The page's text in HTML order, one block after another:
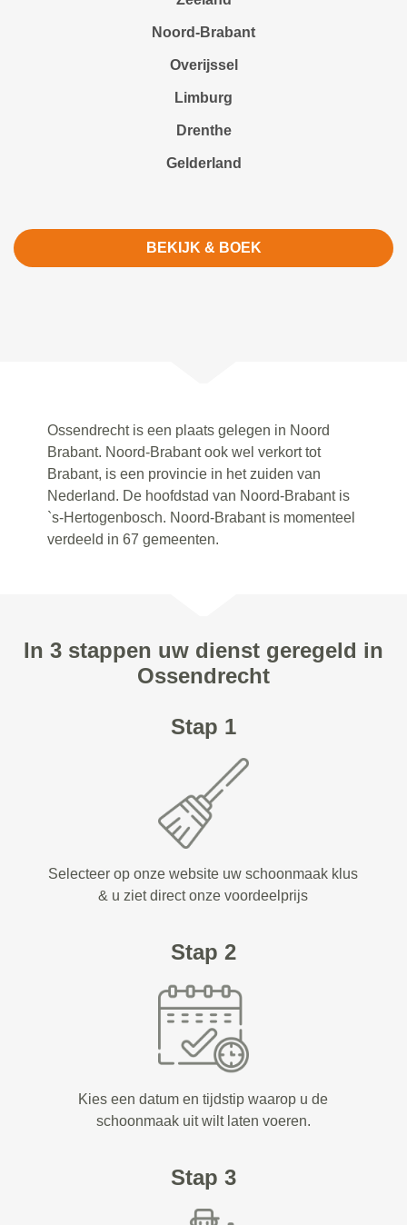
Noord-Brabant
Overijssel
Limburg
Drenthe
Gelderland
BEKIJK & BOEK
Ossendrecht is een plaats gelegen in Noord
Brabant. Noord-Brabant ook wel verkort tot
Brabant, is een provincie in het zuiden van
Nederland. De hoofdstad van Noord-Brabant is
`s-Hertogenbosch. Noord-Brabant is momenteel
verdeeld in 67 gemeenten.
In 3 stappen uw dienst geregeld in
Ossendrecht
Stap 1
Selecteer op onze website uw schoonmaak klus
& u ziet direct onze voordeelprijs
Stap 2
Kies een datum en tijdstip waarop u de
schoonmaak uit wilt laten voeren.
Stap 3